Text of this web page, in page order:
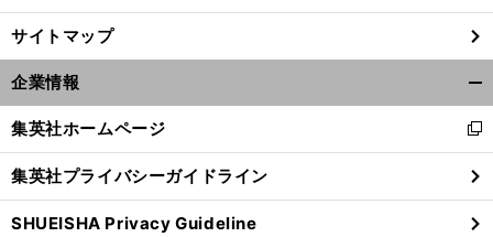
サイトマップ
企業情報
閉
る
集英社ホームページ
新
し
い
ウ
ィ
集英社プライバシーガイドライン
SHUEISHA Privacy Guideline